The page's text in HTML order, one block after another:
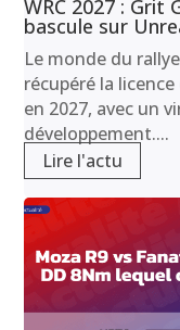
WRC 2027 : Grit
bascule sur
Le monde du
récupéré la
en 2027, avec un
développement....
Lire l'actu